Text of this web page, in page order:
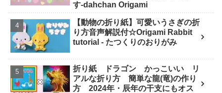
す-dahchan Origami
【動物の折り紙】可愛いうさぎの折
り方音声解説付☆Origami Rabbit
tutorial - たつくりのおりがみ
折り紙 ドラゴン かっこいい リ
アルな折り方 簡単な龍(竜)の作り
方 2024年・辰年の干支にもオス